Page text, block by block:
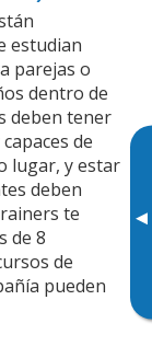
▸
estudian
parejas o
dentro de
deben tener
de
lugar, y estar
deben
te
de 8
de
pueden